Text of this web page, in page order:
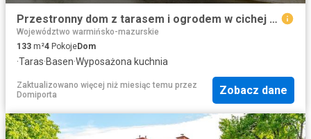
Przestronny dom z tarasem i ogrodem w cichej okolicy
Województwo warmińsko-mazurskie
133 m²4 PokojeDom
·Taras·Basen·Wyposażona kuchnia
Zaktualizowano więcej niż miesiąc temu przez
Domiporta
Zobacz dane